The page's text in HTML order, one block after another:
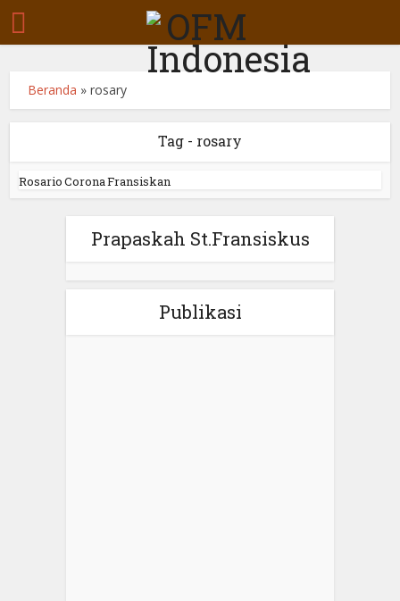
Beranda »rosary
Tag - rosary
Rosario Corona Fransiskan
Prapaskah St.Fransiskus
Publikasi